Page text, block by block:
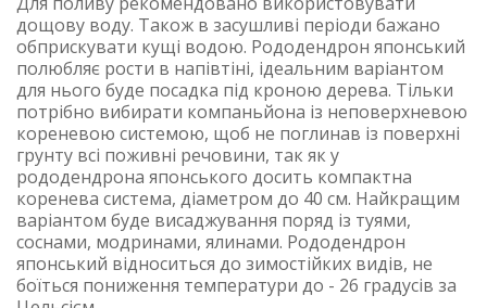
дощову воду. Також в засушливі періоди бажано
обприскувати кущі водою. Рододендрон японський
полюбляє рости в напівтіні, ідеальним варіантом
для нього буде посадка під кроною дерева. Тільки
потрібно вибирати компаньйона із неповерхневою
кореневою системою, щоб не поглинав із поверхні
грунту всі поживні речовини, так як у
рододендрона японського досить компактна
коренева система, діаметром до 40 см. Найкращим
варіантом буде висаджування поряд із туями,
соснами, модринами, ялинами. Рододендрон
японський відноситься до зимостійких видів, не
боїться пониження температури до - 26 градусів за